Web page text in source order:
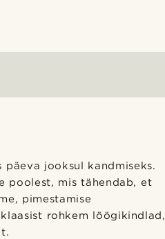
jooksul kandmiseks.
poolest, mis tähendab, et
pimestamise
rohkem löögikindlad,